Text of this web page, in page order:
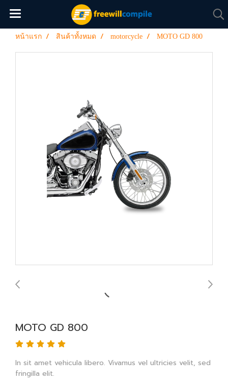
หน้าแรก สินค้าทั้งหมด motorcycle MOTO GD 800
MOTO GD 800
In sit amet vehicula libero. Vivamus vel ultricies velit, sed
fringilla elit.